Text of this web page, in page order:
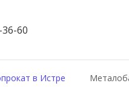
60
в Истре